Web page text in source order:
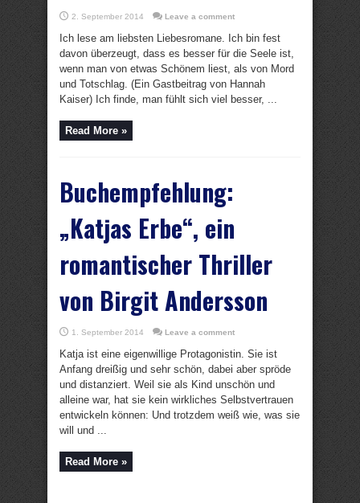
2. September 2014 Leave a comment
Ich lese am liebsten Liebesromane. Ich bin fest
davon überzeugt, dass es besser für die Seele ist,
wenn man von etwas Schönem liest, als von Mord
und Totschlag. (Ein Gastbeitrag von Hannah
Kaiser) Ich finde, man fühlt sich viel besser, ...
Read More »
Buchempfehlung:
„Katjas Erbe“, ein
romantischer Thriller
von Birgit Andersson
1. September 2014 Leave a comment
Katja ist eine eigenwillige Protagonistin. Sie ist
Anfang dreißig und sehr schön, dabei aber spröde
und distanziert. Weil sie als Kind unschön und
alleine war, hat sie kein wirkliches Selbstvertrauen
entwickeln können: Und trotzdem weiß wie, was sie
will und ...
Read More »